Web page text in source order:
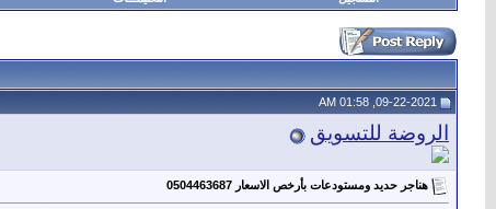
الروضة للتسويق
هناجر حديد ومستودعات بأرخص الاسعار 0504463687